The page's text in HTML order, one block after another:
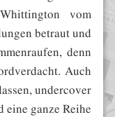
vom
betraut und
denn
Auch
undercover
eine ganze Reihe